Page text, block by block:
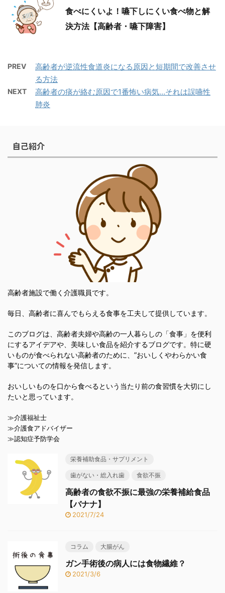
食べにくいよ！嚥下しにくい食べ物と解
決方法【高齢者・嚥下障害】
PREV
高齢者が逆流性食道炎になる原因と短期間で改善させ
る方法
NEXT
高齢者の痰が絡む原因で1番怖い病気…それは誤嚥性
肺炎
自己紹介
高齢者施設で働く介護職員です。
毎日、高齢者に喜んでもらえる食事を工夫して提供しています。
このブログは、高齢者夫婦や高齢の一人暮らしの「食事」を便利
にするアイデアや、美味しい食品を紹介するブログです。特に硬
いものが食べられない高齢者のために、”おいしくやわらかい食
事”についての情報を発信します。
おいしいものを口から食べるという当たり前の食習慣を大切にし
たいと思っています。
≫介護福祉士
≫介護食アドバイザー
≫認知症予防学会
栄養補助食品・サプリメント
歯がない・総入れ歯 食欲不振
高齢者の食欲不振に最強の栄養補給食品
【バナナ】
2021/7/24
コラム 大腸がん
ガン手術後の病人には食物繊維？
2021/3/6